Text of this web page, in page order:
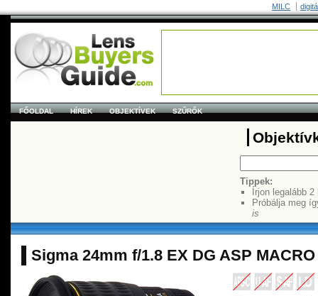
MILC
FŐOLDAL HÍREK OBJEKTÍVEK SZŰRŐK
Tippek:
Írjon legalább
Próbálja meg
is
Sigma 24mm f/1.8 EX DG ASP MACRO